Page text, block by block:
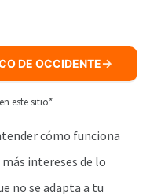
DE OCCIDENTE
este sitio*
cómo funciona
intereses de lo
no se adapta a tu